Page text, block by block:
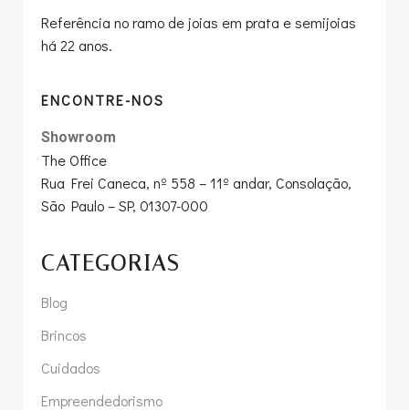
Referência no ramo de joias em prata e semijoias
há 22 anos.
ENCONTRE-NOS
Showroom
The Office
Rua Frei Caneca, nº 558 – 11º andar, Consolação,
São Paulo – SP, 01307-000
CATEGORIAS
Blog
Brincos
Cuidados
Empreendedorismo